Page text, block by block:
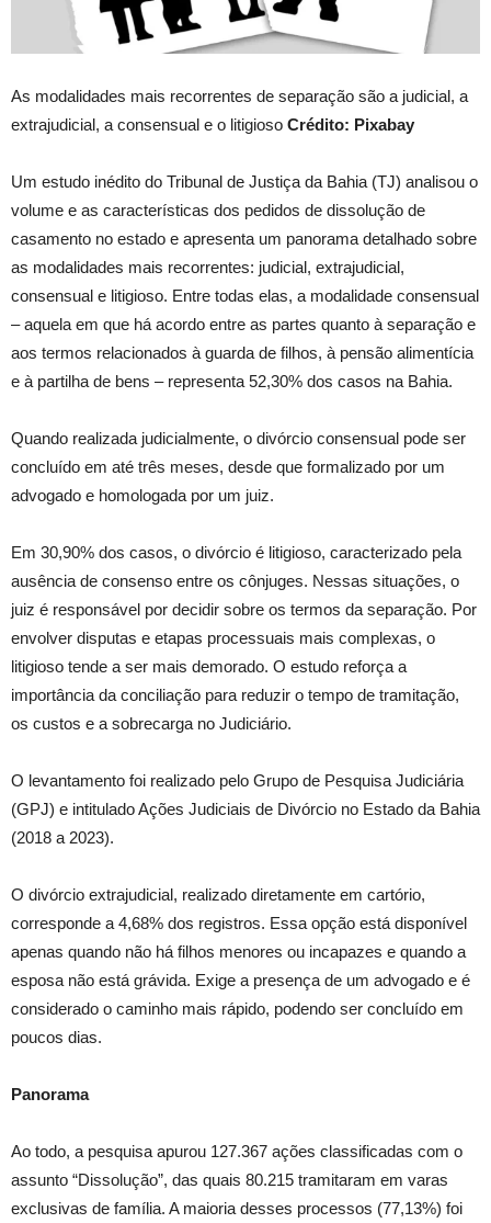
As modalidades mais recorrentes de separação são a judicial, a
extrajudicial, a consensual e o litigioso Crédito: Pixabay
Um estudo inédito do Tribunal de Justiça da Bahia (TJ) analisou o
volume e as características dos pedidos de dissolução de
casamento no estado e apresenta um panorama detalhado sobre
as modalidades mais recorrentes: judicial, extrajudicial,
consensual e litigioso. Entre todas elas, a modalidade consensual
– aquela em que há acordo entre as partes quanto à separação e
aos termos relacionados à guarda de filhos, à pensão alimentícia
e à partilha de bens – representa 52,30% dos casos na Bahia.
Quando realizada judicialmente, o divórcio consensual pode ser
concluído em até três meses, desde que formalizado por um
advogado e homologada por um juiz.
Em 30,90% dos casos, o divórcio é litigioso, caracterizado pela
ausência de consenso entre os cônjuges. Nessas situações, o
juiz é responsável por decidir sobre os termos da separação. Por
envolver disputas e etapas processuais mais complexas, o
litigioso tende a ser mais demorado. O estudo reforça a
importância da conciliação para reduzir o tempo de tramitação,
os custos e a sobrecarga no Judiciário.
O levantamento foi realizado pelo Grupo de Pesquisa Judiciária
(GPJ) e intitulado Ações Judiciais de Divórcio no Estado da Bahia
(2018 a 2023).
O divórcio extrajudicial, realizado diretamente em cartório,
corresponde a 4,68% dos registros. Essa opção está disponível
apenas quando não há filhos menores ou incapazes e quando a
esposa não está grávida. Exige a presença de um advogado e é
considerado o caminho mais rápido, podendo ser concluído em
poucos dias.
Panorama
Ao todo, a pesquisa apurou 127.367 ações classificadas com o
assunto “Dissolução”, das quais 80.215 tramitaram em varas
exclusivas de família. A maioria desses processos (77,13%) foi